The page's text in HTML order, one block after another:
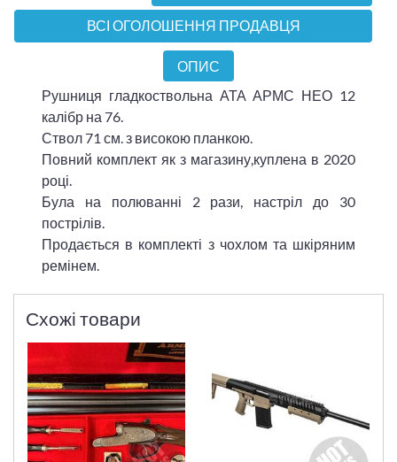
ВСІ ОГОЛОШЕННЯ ПРОДАВЦЯ
ОПИС
Рушниця гладкоствольна АТА АРМС НЕО 12
калібр на 76.
Ствол 71 см. з високою планкою.
Повний комплект як з магазину,куплена в 2020
році.
Була на полюванні 2 рази, настріл до 30
пострілів.
Продається в комплекті з чохлом та шкіряним
ремінем.
Схожі товари